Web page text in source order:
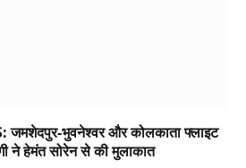
जमशेदपुर-भुवनेश्वर और कोलकाता फ्लाइट
ने हेमंत सोरेन से की मुलाकात